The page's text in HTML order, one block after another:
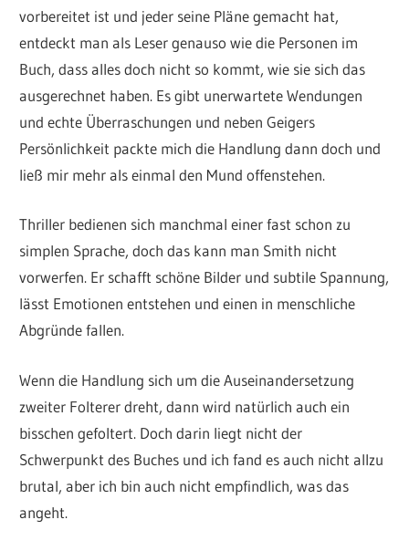
vorbereitet ist und jeder seine Pläne gemacht hat,
entdeckt man als Leser genauso wie die Personen im
Buch, dass alles doch nicht so kommt, wie sie sich das
ausgerechnet haben. Es gibt unerwartete Wendungen
und echte Überraschungen und neben Geigers
Persönlichkeit packte mich die Handlung dann doch und
ließ mir mehr als einmal den Mund offenstehen.
Thriller bedienen sich manchmal einer fast schon zu
simplen Sprache, doch das kann man Smith nicht
vorwerfen. Er schafft schöne Bilder und subtile Spannung,
lässt Emotionen entstehen und einen in menschliche
Abgründe fallen.
Wenn die Handlung sich um die Auseinandersetzung
zweiter Folterer dreht, dann wird natürlich auch ein
bisschen gefoltert. Doch darin liegt nicht der
Schwerpunkt des Buches und ich fand es auch nicht allzu
brutal, aber ich bin auch nicht empfindlich, was das
angeht.